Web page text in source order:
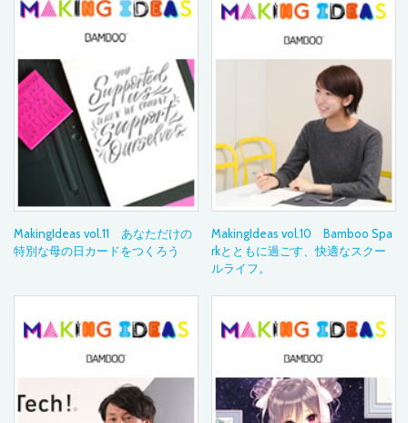
MakingIdeas vol.11 あなただけの
特別な母の日カードをつくろう
MakingIdeas vol.10 Bamboo Spa
rkとともに過ごす、快適なスクー
ルライフ。